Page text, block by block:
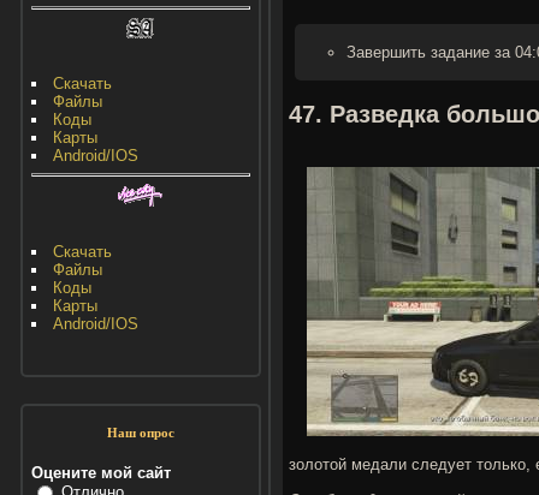
Скачать
Файлы
Коды
Карты
Android/IOS
Скачать
Файлы
Коды
Карты
Android/IOS
Наш опрос
Оцените мой сайт
Завершить задание за
47. Разведка
золотой медали следует